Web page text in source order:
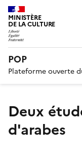
MINISTÈRE
DE LA CULTURE
POP
Plateforme ouverte
Deux études
d'arabes